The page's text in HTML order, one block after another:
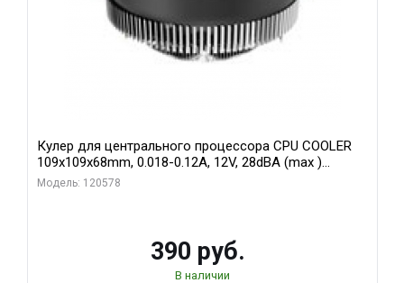
Кулер для центрального процессора CPU COOLER
109x109x68mm, 0.018-0.12A, 12V, 28dBA (max )
+/-10%
Модель: 120578
390 руб.
В наличии